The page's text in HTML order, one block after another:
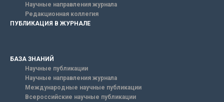
Научные направления журнала
Редакционная коллегия
ПУБЛИКАЦИЯ В ЖУРНАЛЕ
БАЗА ЗНАНИЙ
Научные публикации
Научные направления журнала
Международные научные публикации
Всероссийские научные публикации